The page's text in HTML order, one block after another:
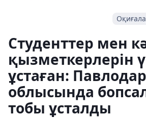
Студенттер мен
қызметкерлерін
ұстаған: Павлодар
облысында
тобы ұсталды